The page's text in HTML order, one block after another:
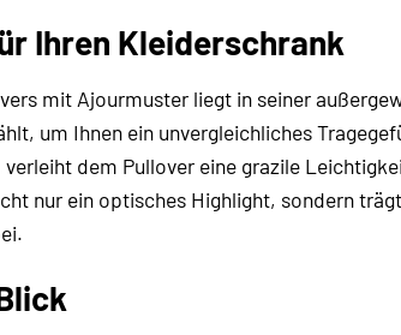
Ihren Kleiderschrank
mit Ajourmuster liegt in seiner
um Ihnen ein unvergleichliches
dem Pullover eine grazile
nur ein optisches Highlight, sondern